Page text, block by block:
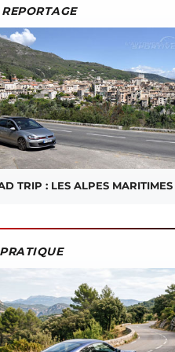
TRIP : LES ALPES MARITIMES